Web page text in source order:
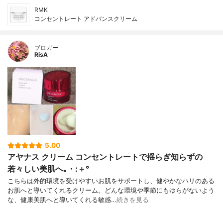
RMK
コンセントレート アドバンスクリーム
ブロガー
RisA
5.00
アヤナス クリーム コンセントレートで揺らぎ知らずの
若々しい美肌へ｡・:＋°
こちらは外的環境を受けやすいお肌をサポートし、健やかなハリのある
お肌へと導いてくれるクリーム。どんな環境や季節にもゆらがないよう
な、健康美肌へと導いてくれる敏感…続きを見る